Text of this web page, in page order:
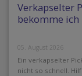
Verkapselter
bekomme ich
05. August 2026
Ein verkapselter
nicht so schnell.